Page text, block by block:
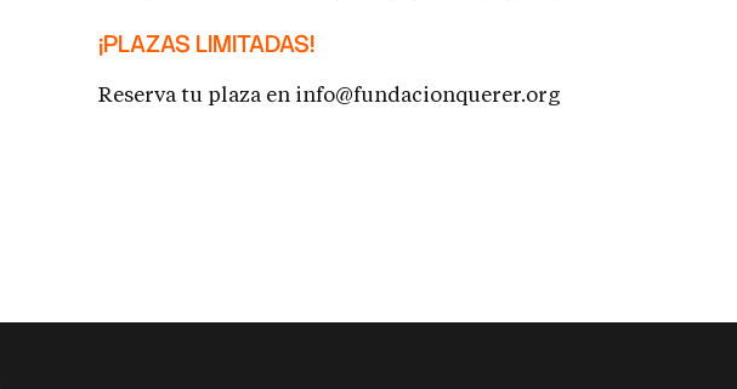
¡PLAZAS LIMITADAS!
Reserva tu plaza en info@fundacionquerer.org